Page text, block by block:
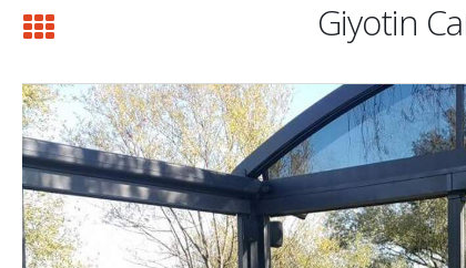
Giyotin